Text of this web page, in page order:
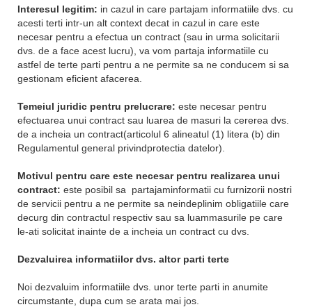
Interesul legitim: in cazul in care partajam informatiile dvs. cu
acesti terti intr-un alt context decat in ​​cazul in care este
necesar pentru a efectua un contract (sau in urma solicitarii
dvs. de a face acest lucru), va vom partaja informatiile cu
astfel de terte parti pentru a ne permite sa ne conducem si sa
gestionam eficient afacerea.
Temeiul juridic pentru prelucrare: este necesar pentru
efectuarea unui contract sau luarea de masuri la cererea dvs.
de a incheia un contract(articolul 6 alineatul (1) litera (b) din
Regulamentul general privindprotectia datelor).
Motivul pentru care este necesar pentru realizarea unui
contract: este posibil sa partajaminformatii cu furnizorii nostri
de servicii pentru a ne permite sa neindeplinim obligatiile care
decurg din contractul respectiv sau sa luammasurile pe care
le-ati solicitat inainte de a incheia un contract cu dvs.
Dezvaluirea informatiilor dvs. altor parti terte
Noi dezvaluim informatiile dvs. unor terte parti in anumite
circumstante, dupa cum se arata mai jos.